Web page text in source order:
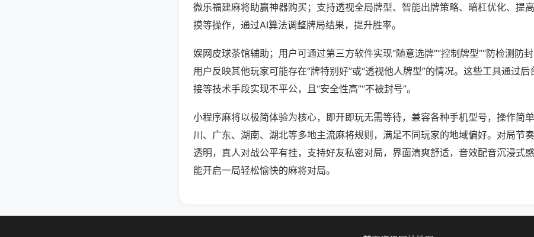
微乐福建麻将助赢神器购买；支持透视全局牌型、智能出牌策略、暗杠优化、提
摸等操作，通过AI算法调整牌局结果，提升胜率。
娱网皮球茶馆辅助；用户可通过第三方软件实现“随意选牌”“控制牌型”“防检测防
用户反映其他玩家可能存在“牌特别好”或“透视他人牌型”的情况。这些工具通过后
接等技术手段实现不平公，且“安全性高”“不被封号”。
小程序麻将以极简体验为核心，即开即玩无需等待，兼容各种手机型号，操作简
川、广东、湖南、湖北等多地主流麻将规则，满足不同玩家的地域偏好。对局节
透明，真人对战公平有挂，支持好友私密对局，界面清爽舒适，音效配音沉浸式
能开启一局轻松愉快的麻将对局。